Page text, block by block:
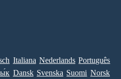
Italiana Nederlands Português
Dansk Svenska Suomi Norsk